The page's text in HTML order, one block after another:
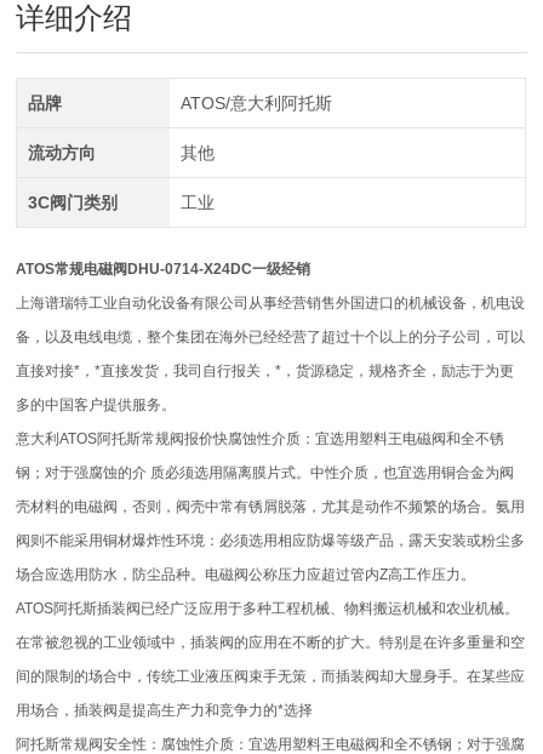
详细介绍
品牌 ATOS/意大利阿托斯
流动方向 其他
3C阀门类别 工业
ATOS常规电磁阀DHU-0714-X24DC一级经销
上海谱瑞特工业自动化设备有限公司从事经营销售外国进口的机械设备，机电设
备，以及电线电缆，整个集团在海外已经经营了超过十个以上的分子公司，可以
直接对接*，*直接发货，我司自行报关，*，货源稳定，规格齐全，励志于为更
多的中国客户提供服务。
意大利ATOS阿托斯常规阀报价快腐蚀性介质：宜选用塑料王电磁阀和全不锈
钢；对于强腐蚀的介 质必须选用隔离膜片式。中性介质，也宜选用铜合金为阀
壳材料的电磁阀，否则，阀壳中常有锈屑脱落，尤其是动作不频繁的场合。氨用
阀则不能采用铜材爆炸性环境：必须选用相应防爆等级产品，露天安装或粉尘多
场合应选用防水，防尘品种。电磁阀公称压力应超过管内Z高工作压力。
ATOS阿托斯插装阀已经广泛应用于多种工程机械、物料搬运机械和农业机械。
在常被忽视的工业领域中，插装阀的应用在不断的扩大。特别是在许多重量和空
间的限制的场合中，传统工业液压阀束手无策，而插装阀却大显身手。在某些应
用场合，插装阀是提高生产力和竞争力的*选择
阿托斯常规阀安全性：腐蚀性介质：宜选用塑料王电磁阀和全不锈钢；对于强腐